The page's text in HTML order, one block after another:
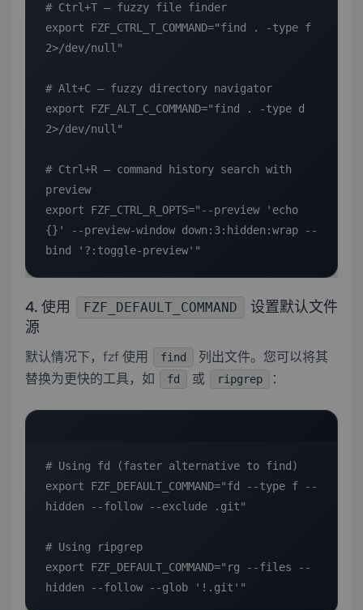
# Ctrl+T — fuzzy file finder
export FZF_CTRL_T_COMMAND="find . -type f
2>/dev/null"
# Alt+C — fuzzy directory navigator
export FZF_ALT_C_COMMAND="find . -type d
2>/dev/null"
# Ctrl+R — command history search with
preview
export FZF_CTRL_R_OPTS="--preview 'echo
{}' --preview-window down:3:hidden:wrap --
bind '?:toggle-preview'"
4. 使用 FZF_DEFAULT_COMMAND
设置默认文件
源
默认情况下，fzf 使用 find
列出文件。您可以将其
替换为更快的工具，如
fd 或 ripgrep ：
# Using fd (faster alternative to find)
export FZF_DEFAULT_COMMAND="fd --type f --
hidden --follow --exclude .git"
# Using ripgrep
export FZF_DEFAULT_COMMAND="rg --files --
hidden --follow --glob '!.git'"